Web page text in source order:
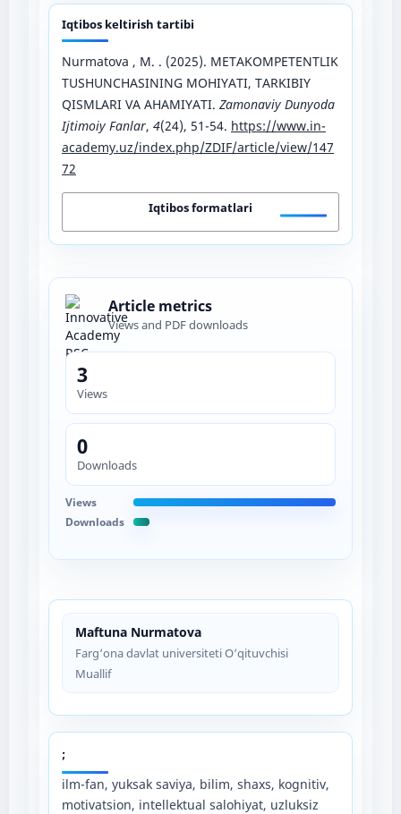
Maftuna Nurmatova
Farg‘ona davlat universiteti O‘qituvchisi
Muallif
;
ilm-fan, yuksak saviya, bilim, shaxs, kognitiv,
motivatsion, intellektual salohiyat, uzluksiz
Iqtibos keltirish tartibi
Nurmatova , M. . (2025). METAKOMPETENTLIK
TUSHUNCHASINING MOHIYATI, TARKIBIY
QISMLARI VA AHAMIYATI. Zamonaviy Dunyoda
Ijtimoiy Fanlar, 4(24), 51-54. https://www.in-
academy.uz/index.php/ZDIF/article/view/147
72
Iqtibos formatlari
Article metrics
Views and PDF downloads
3
Views
0
Downloads
Views
Downloads